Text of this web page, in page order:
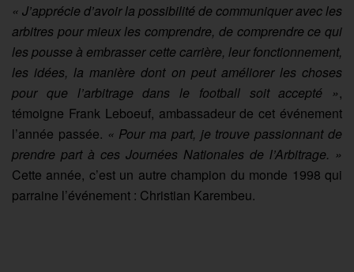
« J’apprécie d’avoir la possibilité de communiquer avec les
arbitres pour mieux les comprendre, de comprendre ce qui
les pousse à embrasser cette carrière, leur fonctionnement,
les idées, la manière dont on peut améliorer les choses
pour que l’arbitrage dans le football soit accepté »,
témoigne Frank Leboeuf, ambassadeur de cet événement
l’année passée. « Pour ma part, je trouve passionnant de
prendre part à ces Journées Nationales de l’Arbitrage. »
Cette année, c’est un autre champion du monde 1998 qui
parraine l’événement : Christian Karembeu.